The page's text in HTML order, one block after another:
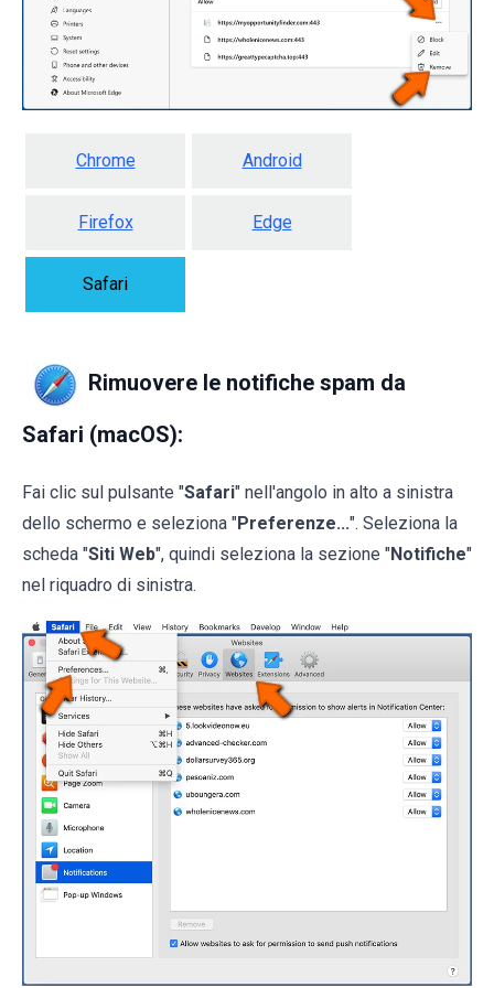
Chrome Android
Firefox Edge
Safari
Rimuovere le notifiche spam da
Safari (macOS):
Fai clic sul pulsante "Safari" nell'angolo in alto a sinistra
dello schermo e seleziona "Preferenze...". Seleziona la
scheda "Siti Web", quindi seleziona la sezione "Notifiche"
nel riquadro di sinistra.